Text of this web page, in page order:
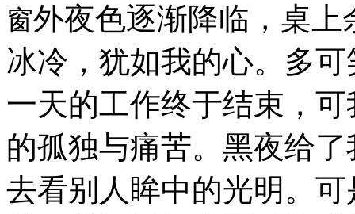
窗外夜色逐渐降临，桌
冰冷，犹如我的心。多
一天的工作终于结束，
的孤独与痛苦。黑夜给
去看别人眸中的光明。